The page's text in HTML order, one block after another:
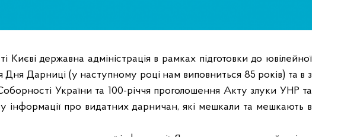
Києві державна адміністрація в рамках підготовки до ювілейної
Дня Дарниці (у наступному році нам виповниться 85 років) та в з
України та 100-річчя проголошення Акту злуки УНР та
інформації про видатних дарничан, які мешкали та мешкають в